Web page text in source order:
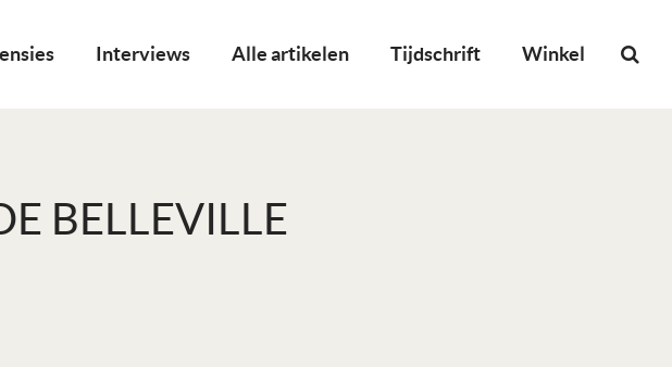
Interviews Alle artikelen Tijdschrift Winkel
BELLEVILLE